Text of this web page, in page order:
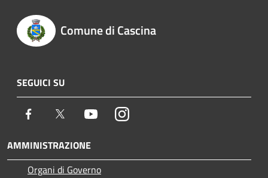
Comune di Cascina
SEGUICI SU
Facebook Twitter YoutubeInstagram
AMMINISTRAZIONE
Organi di Governo